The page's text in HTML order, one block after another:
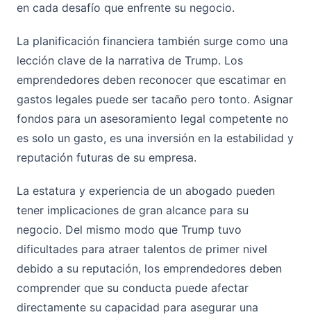
en cada desafío que enfrente su negocio.
La planificación financiera también surge como una
lección clave de la narrativa de Trump. Los
emprendedores deben reconocer que escatimar en
gastos legales puede ser tacaño pero tonto. Asignar
fondos para un asesoramiento legal competente no
es solo un gasto, es una inversión en la estabilidad y
reputación futuras de su empresa.
La estatura y experiencia de un abogado pueden
tener implicaciones de gran alcance para su
negocio. Del mismo modo que Trump tuvo
dificultades para atraer talentos de primer nivel
debido a su reputación, los emprendedores deben
comprender que su conducta puede afectar
directamente su capacidad para asegurar una